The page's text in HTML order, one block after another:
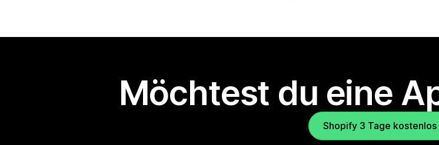
Möchtest du eine
Shopify 3 Tage